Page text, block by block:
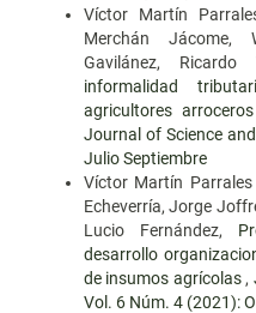
Víctor Martín
Merchán Jácome,
Gavilánez,
informalidad
agricultores
Journal of Science
Julio Septiembre
Víctor Martín
Echeverría, Jorge
Lucio Fernández,
desarrollo
de insumos agrícolas ,
Vol. 6 Núm. 4 (2021):